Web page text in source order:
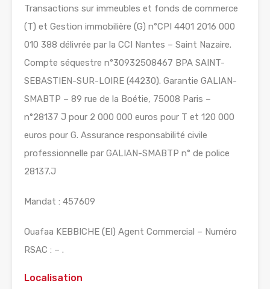
Transactions sur immeubles et fonds de commerce
(T) et Gestion immobilière (G) n°CPI 4401 2016 000
010 388 délivrée par la CCI Nantes – Saint Nazaire.
Compte séquestre n°30932508467 BPA SAINT-
SEBASTIEN-SUR-LOIRE (44230). Garantie GALIAN-
SMABTP – 89 rue de la Boétie, 75008 Paris –
n°28137 J pour 2 000 000 euros pour T et 120 000
euros pour G. Assurance responsabilité civile
professionnelle par GALIAN-SMABTP n° de police
28137.J
Mandat : 457609
Ouafaa KEBBICHE (EI) Agent Commercial – Numéro
RSAC : – .
Localisation